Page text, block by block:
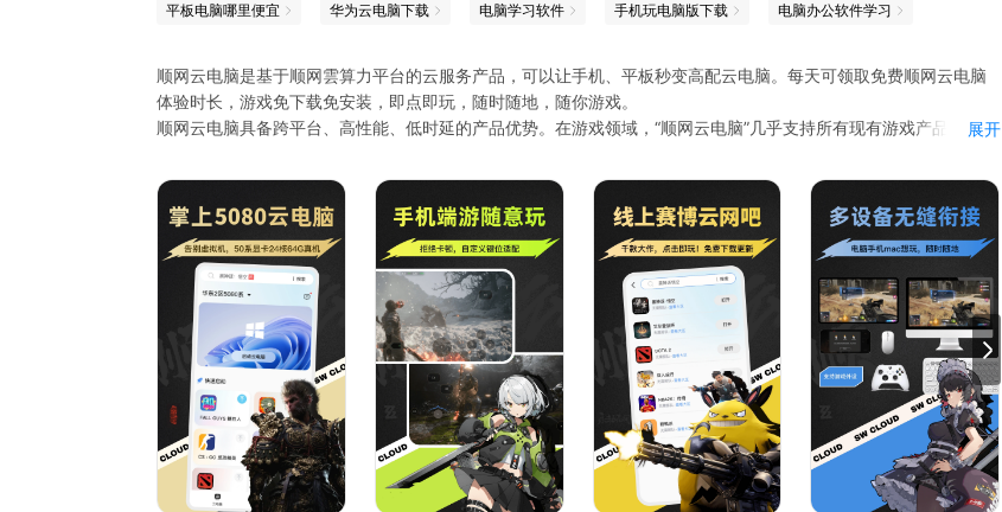
平板电脑哪里便宜 华为云电脑下载 电脑学习软件 手机玩电脑版下载 电脑办公软件学习
顺网云电脑是基于顺网雲算力平台的云服务产品，可以让手机、平板秒变高配云电脑。每天可领取免费顺网云电脑
体验时长，游戏免下载免安装，即点即玩，随时随地，随你游戏。
顺网云电脑具备跨平台、高性能、低时延的产品优势。在游戏领域，“顺网云电脑”几乎支持所有现有游戏产品，并可
【方便带】把电脑装到口袋里，随时随地，轻松携带；
【配置高】intel i7 14代 CPU+NVIDIA RTX5080显卡，轻松畅玩大型游戏；
【游戏全】海量热门游戏，免下载，免安装，即点即玩；
【特权多】免费加速，2T网盘，超多游戏特权持续接入中；
【功能强】内置虚拟键盘、手柄，并支持市面主流外设，包括键盘、鼠标、手柄等。
展开